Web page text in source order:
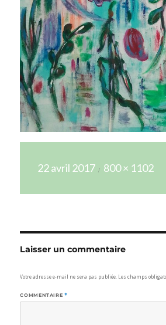
le
22 avril 2017
réelle
800 × 1102
Laisser un commentaire
Votre adresse e-mail ne sera pas publiée. Les champs
COMMENTAIRE *